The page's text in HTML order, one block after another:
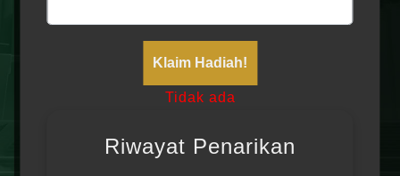
Klaim Hadiah!
Tidak ada
Riwayat Penarikan